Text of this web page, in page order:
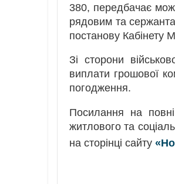
380, передбачає
рядовим та
постанову Кабінету
Зі сторони
виплати грошової
погодження.
Посилання на
житлового та
на сторінці сайту